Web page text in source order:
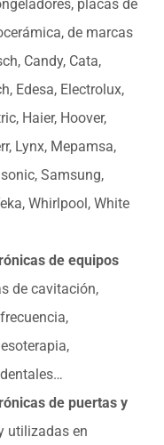
placas de
de marcas
Candy, Cata,
Edesa, Electrolux,
Haier, Hoover,
Lynx, Mepamsa,
Samsung,
Whirlpool, White
de equipos
de cavitación,
de puertas y
utilizadas en